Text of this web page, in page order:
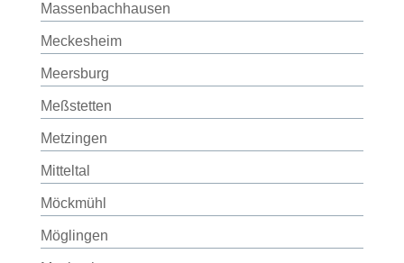
Massenbachhausen
Meckesheim
Meersburg
Meßstetten
Metzingen
Mitteltal
Möckmühl
Möglingen